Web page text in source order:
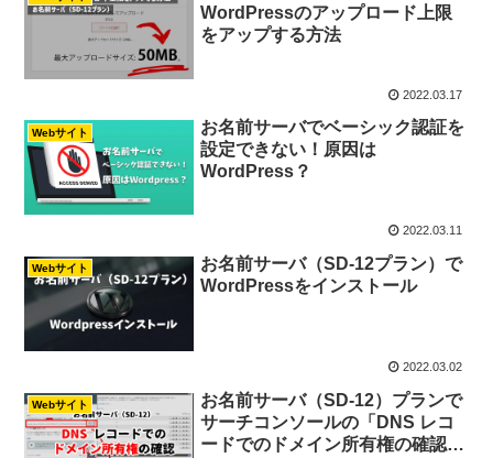
WordPressのアップロード上限
をアップする方法
2022.03.17
Webサイト
お名前サーバでベーシック認証を
設定できない！原因は
WordPress？
2022.03.11
Webサイト
お名前サーバ（SD-12プラン）で
WordPressをインストール
2022.03.02
Webサイト
お名前サーバ（SD-12）プランで
サーチコンソールの「DNS レコ
ードでのドメイン所有権の確認」